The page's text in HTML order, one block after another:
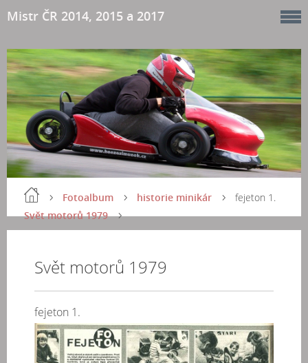
Mistr ČR 2014, 2015 a 2017
Fotoalbum
historie minikár
Svět motorů 1979
fejeton 1.
Svět motorů 1979
fejeton 1.